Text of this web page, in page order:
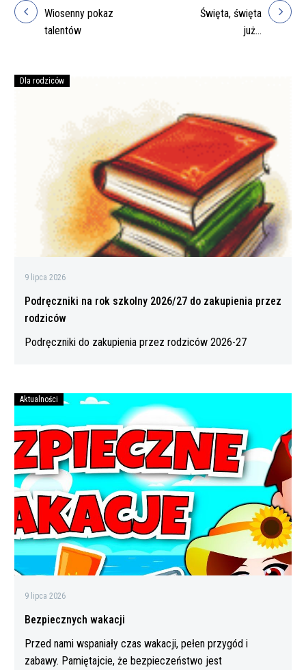
Nawigacja
wpisu
Wiosenny pokaz
talentów
Święta, święta
już…
rok
szkolny
do
zakupienia
przez
rodziców
Dla rodziców
9 lipca 2026
Podręczniki na rok szkolny 2026/27 do zakupienia przez
rodziców
Podręczniki do zakupienia przez rodziców 2026-27
Bezpiecznych
wakacji
Aktualności
9 lipca 2026
Bezpiecznych wakacji
Przed nami wspaniały czas wakacji, pełen przygód i
zabawy. Pamiętajcie, że bezpieczeństwo jest